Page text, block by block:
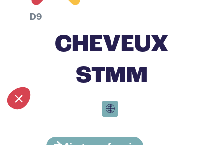
D9
CHEVEUX
STMM